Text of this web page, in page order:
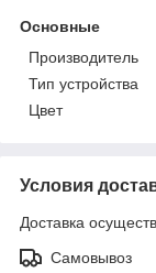
Основные
Производитель
Тип устройства
Цвет
Условия
Доставка
Самовывоз